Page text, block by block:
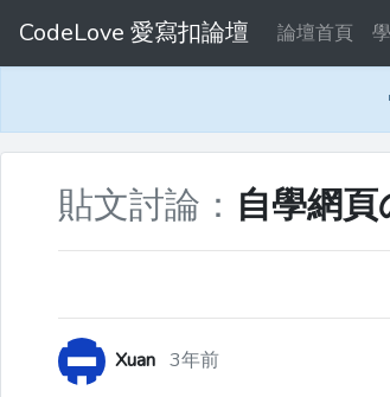
CodeLove 愛寫扣論壇 論壇首頁
貼文討論： 自學網
Xuan 3年前